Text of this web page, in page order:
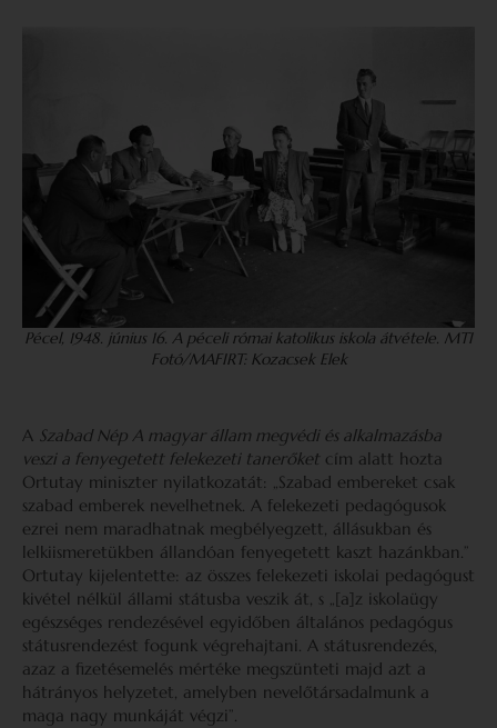
Pécel, 1948. június 16. A péceli római katolikus iskola átvétele. MTI
Fotó/MAFIRT: Kozacsek Elek
A Szabad Nép A magyar állam megvédi és alkalmazásba
veszi a fenyegetett felekezeti tanerőket cím alatt hozta
Ortutay miniszter nyilatkozatát: „Szabad embereket csak
szabad emberek nevelhetnek. A felekezeti pedagógusok
ezrei nem maradhatnak megbélyegzett, állásukban és
lelkiismeretükben állandóan fenyegetett kaszt hazánkban.”
Ortutay kijelentette: az összes felekezeti iskolai pedagógust
kivétel nélkül állami státusba veszik át, s „[a]z iskolaügy
egészséges rendezésével egyidőben általános pedagógus
státusrendezést fogunk végrehajtani. A státusrendezés,
azaz a fizetésemelés mértéke megszünteti majd azt a
hátrányos helyzetet, amelyben nevelőtársadalmunk a
maga nagy munkáját végzi”.